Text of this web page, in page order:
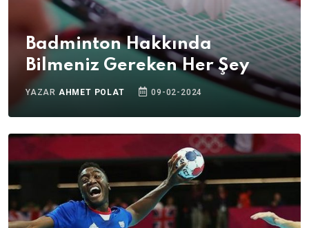
Badminton Hakkında
Bilmeniz Gereken Her Şey
YAZAR AHMET POLAT 09-02-2024